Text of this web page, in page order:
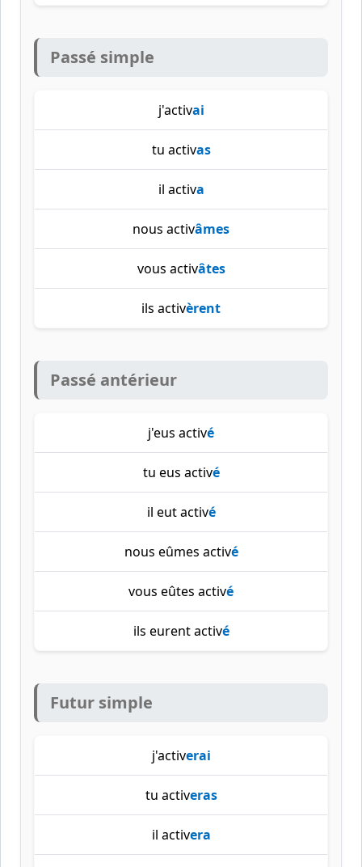
Passé simple
j'activai
tu activas
il activa
nous activâmes
vous activâtes
ils activèrent
Passé antérieur
j'eus activé
tu eus activé
il eut activé
nous eûmes activé
vous eûtes activé
ils eurent activé
Futur simple
j'activerai
tu activeras
il activera